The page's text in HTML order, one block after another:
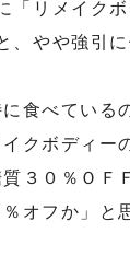
「リメイクボ
、やや強引
食べている
クボディー
３０％ＯＦ
オフか」と